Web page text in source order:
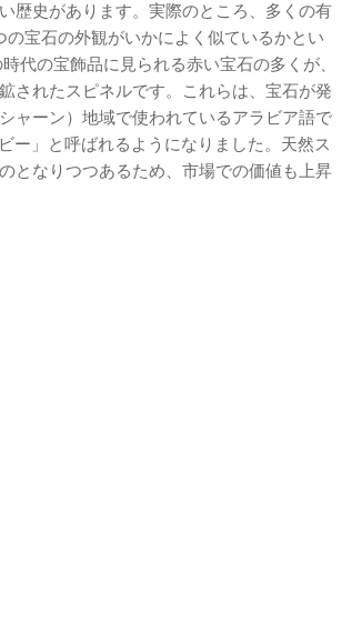
歴史があります。実際のところ、多くの有
宝石の外観がいかによく似ているかとい
代の宝飾品に見られる赤い宝石の多くが、
されたスピネルです。これらは、宝石が発
ャーン）地域で使われているアラビア語で
ー」と呼ばれるようになりました。天然ス
となりつつあるため、市場での価値も上昇